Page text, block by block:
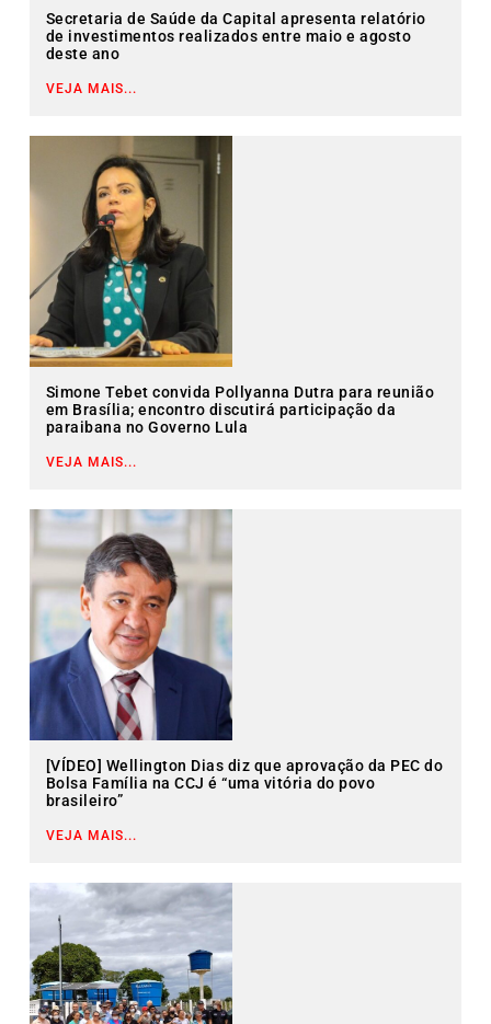
Secretaria de Saúde da Capital apresenta relatório
de investimentos realizados entre maio e agosto
deste ano
VEJA MAIS...
Simone Tebet convida Pollyanna Dutra para reunião
em Brasília; encontro discutirá participação da
paraibana no Governo Lula
VEJA MAIS...
[VÍDEO] Wellington Dias diz que aprovação da PEC do
Bolsa Família na CCJ é “uma vitória do povo
brasileiro”
VEJA MAIS...